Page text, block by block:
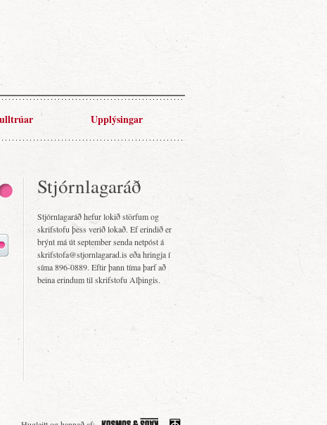
Upplýsingar
Stjórnlagaráð
Stjórnlagaráð hefur lokið störfum og
skrifstofu þess verið lokað. Ef erindið er
brýnt má út september senda netpóst á
skrifstofa@stjornlagarad.is eða hringja í
síma 896-0889. Eftir þann tíma þarf að
beina erindum til skrifstofu Alþingis.